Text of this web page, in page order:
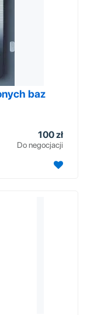
baz
100 zł
Do negocjacji